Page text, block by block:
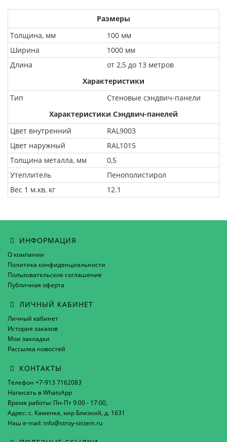
Размеры
Толщина, мм
100 мм
Ширина
1000 мм
Длина
от 2,5 до 13 метров
Характеристики
Тип
Стеновые сэндвич-панели
Характеристики Сэндвич-панелей
Цвет внутренний
RAL9003
Цвет наружный
RAL1015
Толщина металла, мм
0,5
Утеплитель
Пенополистирол
Вес 1 м.кв, кг
12.1
ИНФОРМАЦИЯ
О компании
Политика конфиденциальности
Пользовательское соглашение
Публичная оферта
ЛИЧНЫЙ КАБИНЕТ
Личный кабинет
История заказов
Мои закладки
Рассылка новостей
КОНТАКТЫ
Телефон +7-913 7162083
Написать в WhatsApp
Время работы: Пн-Пт 9:00 - 17:00,
Адрес: с. Каменка, мкр Близкий, д. 1631
Наш e-mail: info@stroy-sistem.ru